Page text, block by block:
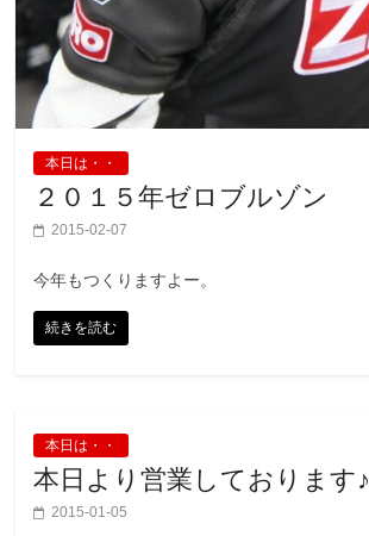
本日は・・
２０１５年ゼロブルゾン
2015-02-07
今年もつくりますよー。
続きを読む
本日は・・
本日より営業しております♪
2015-01-05